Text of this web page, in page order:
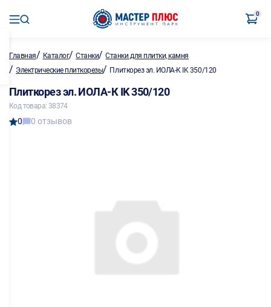
0
Главная/ Каталог/Станки/Станки для плитки, камня
/ Электрические плиткорезы/ Плиткорез эл. ИОЛА-К IK 350/120
Плиткорез эл. ИОЛА-К IK 350/120
Код товара: 38374
0 0 отзывов